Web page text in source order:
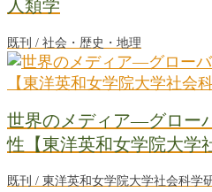
人類学
既刊 / 社会・歴史・地理
世界のメディア―グロー
性【東洋英和女学院大学
既刊 / 東洋英和女学院大学社会科学